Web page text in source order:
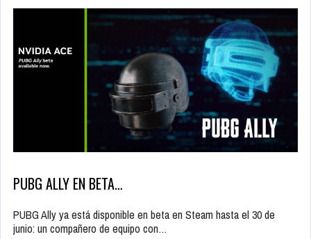
PUBG ALLY EN BETA…
PUBG Ally ya está disponible en beta en Steam hasta el 30 de
junio: un compañero de equipo con…